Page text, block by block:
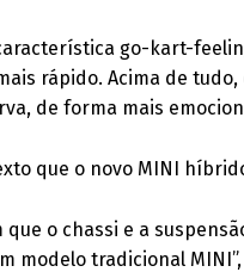
go-kart-
rápido. Acima de
de forma mais
que o novo MINI
que o chassi e a
modelo tradicional